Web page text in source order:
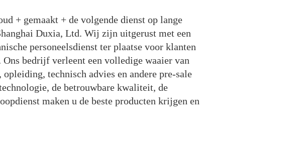
+ gemaakt + de volgende dienst op lange
Duxia, Ltd. Wij zijn uitgerust met een
personeelsdienst ter plaatse voor klanten
bedrijf verleent een volledige waaier van
technisch advies en andere pre-sale
de betrouwbare kwaliteit, de
maken u de beste producten krijgen en